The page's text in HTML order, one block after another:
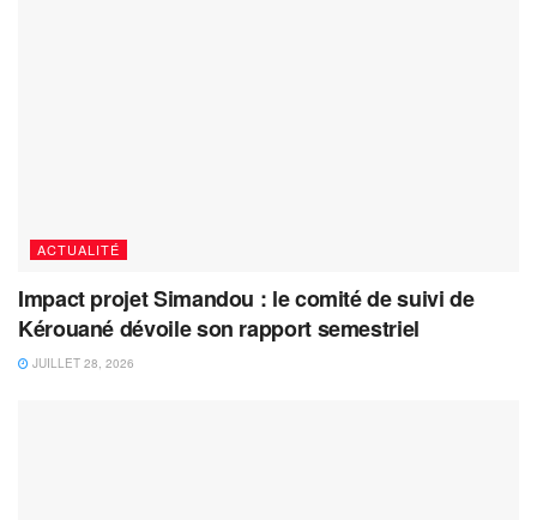
ACTUALITÉ
Impact projet Simandou : le comité de suivi de
Kérouané dévoile son rapport semestriel
JUILLET 28, 2026